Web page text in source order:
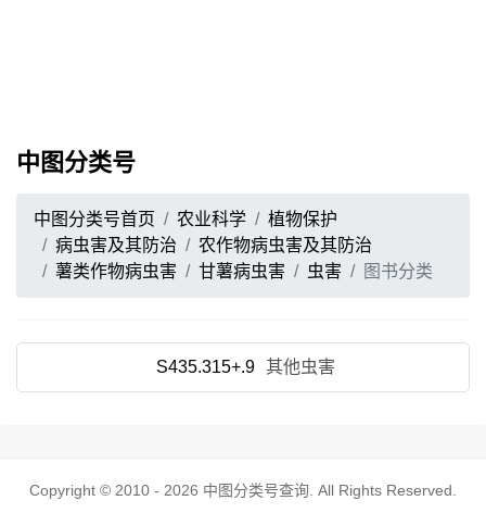
中图分类号
中图分类号首页 农业科学
植物保护
病虫害及其防治
农作物病虫害及其防治
薯类作物病虫害
甘薯病虫害 虫害 图书分类
S435.315+.9 其他虫害
Copyright © 2010 - 2026 中图分类号查询 . All Rights Reserved.